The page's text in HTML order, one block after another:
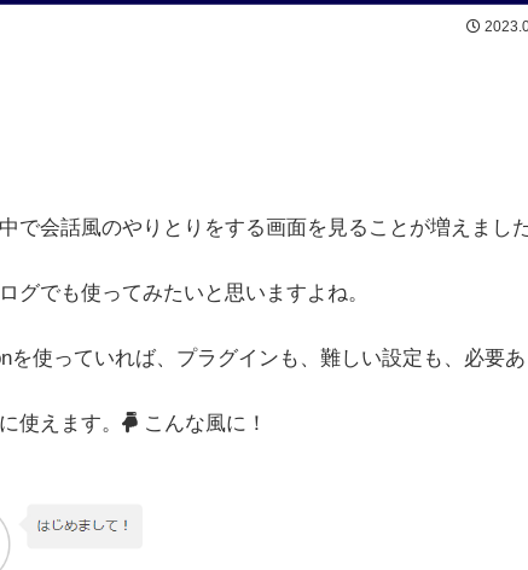
で会話風のやりとりをする画面を見ることが増えました
グでも使ってみたいと思いますよね。
を使っていれば、プラグインも、難しい設定も、必要あ
使えます。 こんな風に！